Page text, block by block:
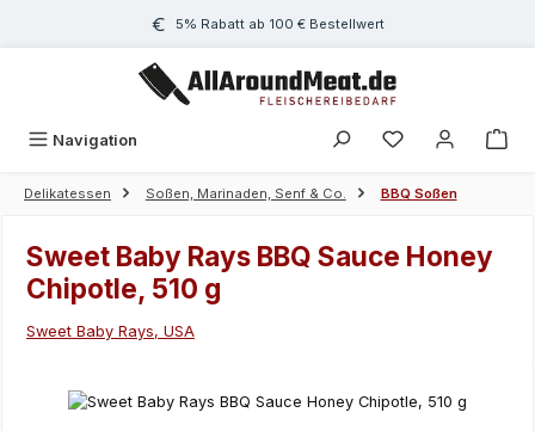
Zum Hauptinhalt springen5% Rabatt ab 100 € Bestellwert
Navigation
Delikatessen Soßen, Marinaden, Senf & Co. BBQ Soßen
Sweet Baby Rays BBQ Sauce Honey
Chipotle, 510 g
Sweet Baby Rays, USA
Bildergalerie überspringen